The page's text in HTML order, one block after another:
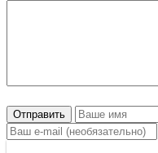
Отправить